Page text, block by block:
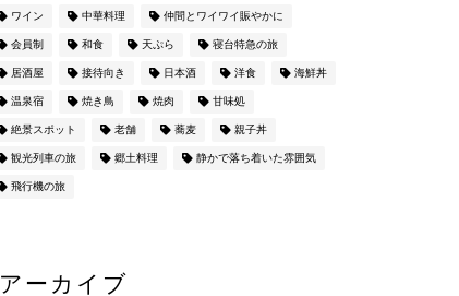
ワイン 中華料理 仲間とワイワイ賑やかに
会員制 和食 天ぷら 寝台特急の旅
居酒屋 接待向き 日本酒 洋食 海鮮丼
温泉宿 焼き鳥 焼肉 甘味処
絶景スポット 老舗 蕎麦 親子丼
観光列車の旅 郷土料理 静かで落ち着いた雰囲気
飛行機の旅
アーカイブ